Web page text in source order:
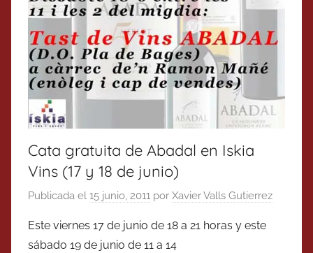
Cata gratuita de Abadal en Iskia
Vins (17 y 18 de junio)
Publicada el 15 junio, 2011 por Xavier Valls Gutierrez
Este viernes 17 de junio de 18 a 21 horas y este
sábado 19 de junio de 11 a 14